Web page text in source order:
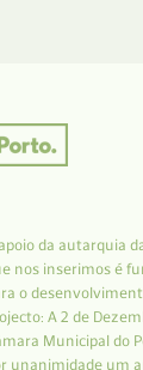
da autarquia
nos inserimos é
o
A 2 de
Municipal do
unanimidade um